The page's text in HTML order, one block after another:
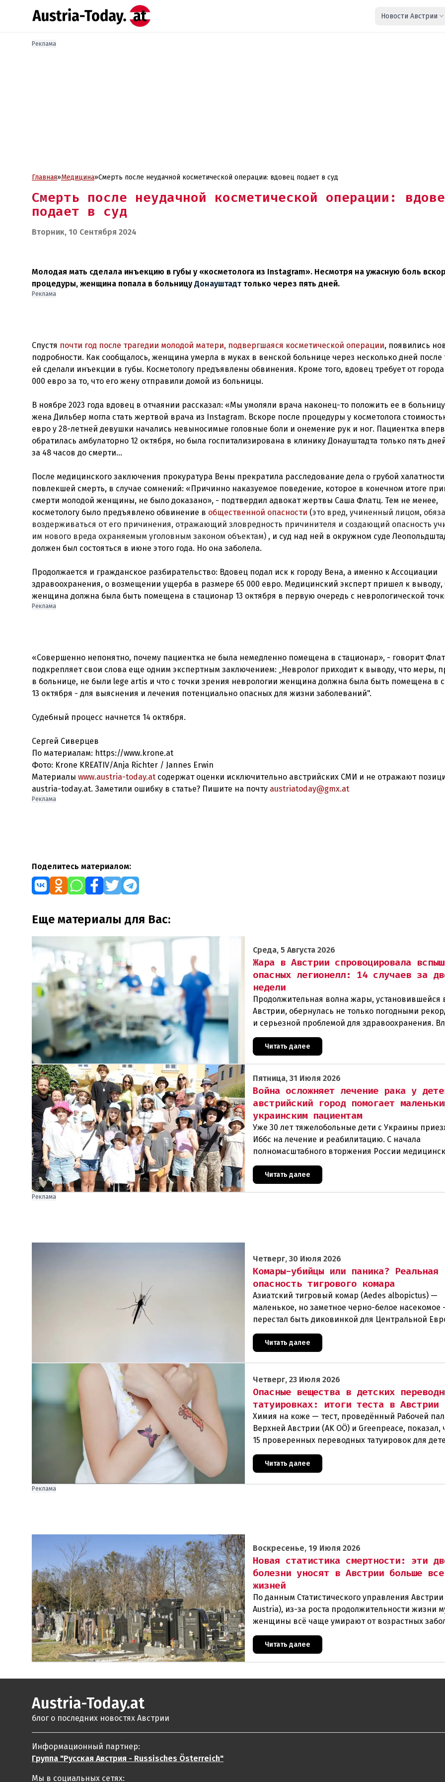
Новости Австрии
Реклама
Главная»Медицина»Смерть после неудачной косметической операции: вдовец подает в суд
Смерть после неудачной косметической операции:
подает в суд
Вторник, 10 Сентября 2024
Молодая мать сделала инъекцию в губы у «косметолога из Instagram». Несмотря на ужасную боль
процедуры, женщина попала в больницу Донауштадт только через пять дней.
Реклама
Спустя почти год после трагедии молодой матери, подвергшаяся косметической операции, появились
подробности. Как сообщалось, женщина умерла в муках в венской больнице через несколько дней после
ей сделали инъекции в губы. Косметологу предъявлены обвинения. Кроме того, вдовец требует от
000 евро за то, что его жену отправили домой из больницы.
В ноябре 2023 года вдовец в отчаянии рассказал: «Мы умоляли врача наконец-то положить ее в
жена Дильбер могла стать жертвой врача из Instagram. Вскоре после процедуры у косметолога
евро у 28-летней девушки начались невыносимые головные боли и онемение рук и ног. Пациентка
обратилась амбулаторно 12 октября, но была госпитализирована в клинику Донауштадта только пять
за 48 часов до смерти...
После медицинского заключения прокуратура Вены прекратила расследование дела о грубой
повлекшей смерть, в случае сомнений: «Причинно наказуемое поведение, которое в конечном итоге
смерти молодой женщины, не было доказано», - подтвердил адвокат жертвы Саша Флатц. Тем не менее,
косметологу было предъявлено обвинение в общественной опасности (это вред, учиненный лицом,
воздерживаться от его причинения, отражающий зловредность причинителя и создающий опасность
им нового вреда охраняемым уголовным законом объектам) , и суд над ней в окружном суде
должен был состояться в июне этого года. Но она заболела.
Продолжается и гражданское разбирательство: Вдовец подал иск к городу Вена, а именно к Ассоциации
здравоохранения, о возмещении ущерба в размере 65 000 евро. Медицинский эксперт пришел к выводу,
женщина должна была быть помещена в стационар 13 октября в первую очередь с неврологической
Реклама
«Совершенно непонятно, почему пациентка не была немедленно помещена в стационар», - говорит
подкрепляет свои слова еще одним экспертным заключением: „Невролог приходит к выводу, что меры,
в больнице, не были lege artis и что с точки зрения неврологии женщина должна была быть помещена в
13 октября - для выяснения и лечения потенциально опасных для жизни заболеваний".
Судебный процесс начнется 14 октября.
Сергей Сиверцев
По материалам: https://www.krone.at
Фото: Krone KREATIV/Anja Richter / Jannes Erwin
Материалы www.austria-today.at содержат оценки исключительно австрийских СМИ и не отражают
austria-today.at. Заметили ошибку в статье? Пишите на почту austriatoday@gmx.at
Реклама
Поделитесь материалом:
Еще материалы для Вас:
Среда, 5 Августа 2026
Жара в Австрии спровоцировала
опасных легионелл: 14 случаев за
недели
Продолжительная волна жары, установившейся
Австрии, обернулась не только погодными
и серьезной проблемой для здравоохранения.
регистрируют резкий рост случаев заражения
Читать далее
Пятница, 31 Июля 2026
Война осложняет лечение рака у
австрийский город помогает
украинским пациентам
Уже 30 лет тяжелобольные дети с Украины
Иббс на лечение и реабилитацию. С начала
полномасштабного вторжения России
помощь на родине стала еще менее
Чернобыля
Читать далее
Реклама
Четверг, 30 Июля 2026
Комары-убийцы или паника? Реальная
опасность тигрового комара
Азиатский тигровый комар (Aedes albopictus) —
маленькое, но заметное черно-белое насекомое
перестал быть диковинкой для Центральной
последние годы он прочно обосновался в
теперь
Читать далее
Четверг, 23 Июля 2026
Опасные вещества в детских
татуировках: итоги теста в Австрии
Химия на коже — тест, проведённый Рабочей
Верхней Австрии (AK OÖ) и Greenpeace, показал,
15 проверенных переводных татуировок для
рекомендуются к использованию из-за содержа
Читать далее
Реклама
Воскресенье, 19 Июля 2026
Новая статистика смертности: эти
болезни уносят в Австрии больше
жизней
По данным Статистического управления
Austria), из-за роста продолжительности жизни
женщины всё чаще умирают от возрастных
Читать далее
Austria-Today.at
блог о последних новостях Австрии
Информационный партнер:
Группа "Русская Австрия - Russisches Österreich"
Мы в социальных сетях: